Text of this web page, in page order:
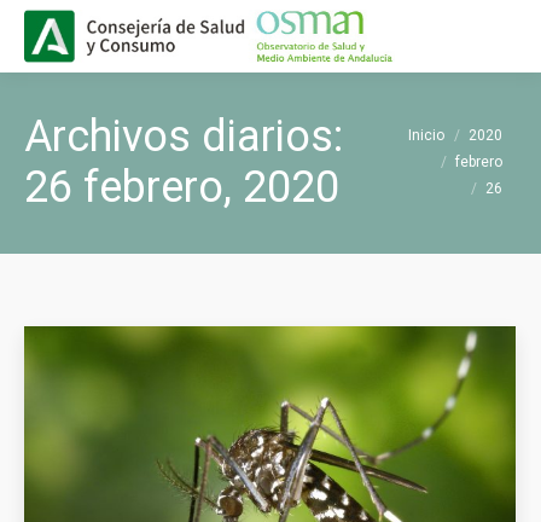
Archivos diarios:
26 febrero, 2020
Estás aquí:
Inicio
2020
febrero
26